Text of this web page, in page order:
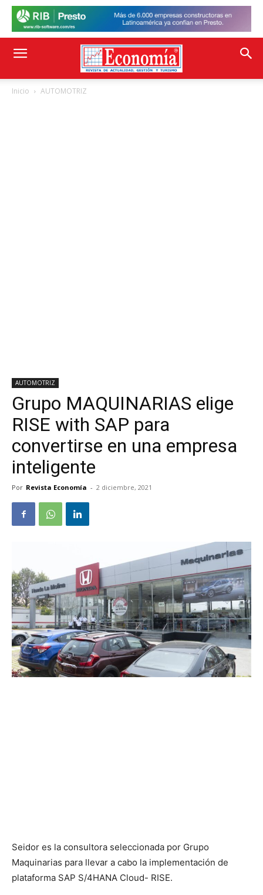
Inicio AUTOMOTRIZ
AUTOMOTRIZ
Grupo MAQUINARIAS elige
RISE with SAP para
convertirse en una empresa
inteligente
Por Revista Economía - 2 diciembre, 2021
Seidor es la consultora seleccionada por Grupo
Maquinarias para llevar a cabo la implementación de
plataforma SAP S/4HANA Cloud- RISE.